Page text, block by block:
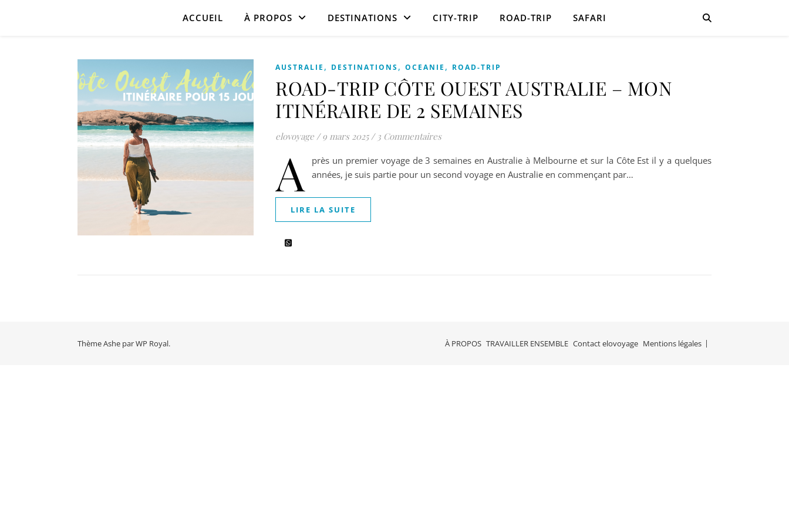
ACCUEIL À PROPOS DESTINATIONS CITY-TRIP ROAD-TRIP SAFARI
AUSTRALIE , DESTINATIONS, OCEANIE , ROAD-TRIP
ROAD-TRIP CÔTE OUEST AUSTRALIE – MON
ITINÉRAIRE DE 2 SEMAINES
elovoyage / 9 mars 2025 / 3 Commentaires
A
près un premier voyage de 3 semaines en Australie à Melbourne et sur la Côte Est il y a quelques
années, je suis partie pour un second voyage en Australie en commençant par…
LIRE LA SUITE
À PROPOS TRAVAILLER ENSEMBLE Contact elovoyage Mentions légales
Thème Ashe parWP Royal.